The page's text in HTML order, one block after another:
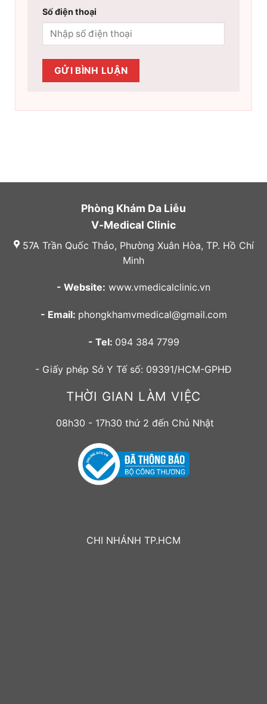
Số điện thoại
Phòng Khám Da Liễu
V-Medical Clinic
57A Trần Quốc Thảo, Phường Xuân Hòa, TP. Hồ Chí
Minh
- Website: www.vmedicalclinic.vn
- Email: phongkhamvmedical@gmail.com
- Tel: 094 384 7799
- Giấy phép Sở Y Tế số: 09391/HCM-GPHĐ
THỜI GIAN LÀM VIỆC
08h30 - 17h30 thứ 2 đến Chủ Nhật
CHI NHÁNH TP.HCM